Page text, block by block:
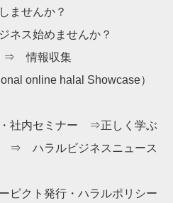
ませんか？
ネス始めませんか？
⇒ 情報収集
online halal Showcase）
・社内セミナー ⇒正しく学ぶ
⇒ ハラルビジネスニュース
ピクト発行・ハラルポリシー